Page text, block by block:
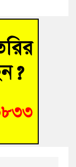
অবরুদ্ধ জবি
অভিযোগ
উদ্যোগ; ৯
প্রস্তুতিমূলক